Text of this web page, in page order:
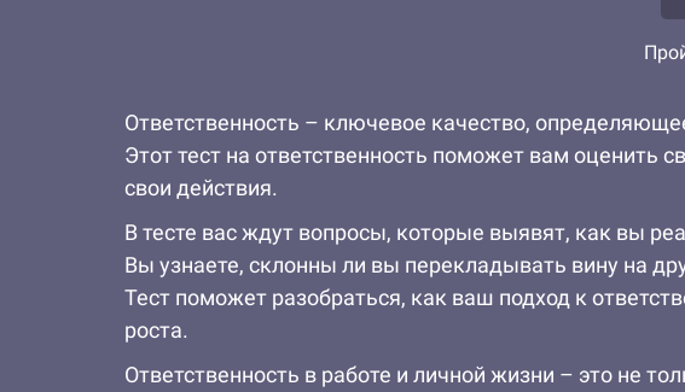
Ответственность – ключевое качество,
Этот тест на ответственность поможет вам оценить
свои действия.
В тесте вас ждут вопросы, которые выявят, как вы
Вы узнаете, склонны ли вы перекладывать вину на
Тест поможет разобраться, как ваш подход к
роста.
Ответственность в работе и личной жизни – это не